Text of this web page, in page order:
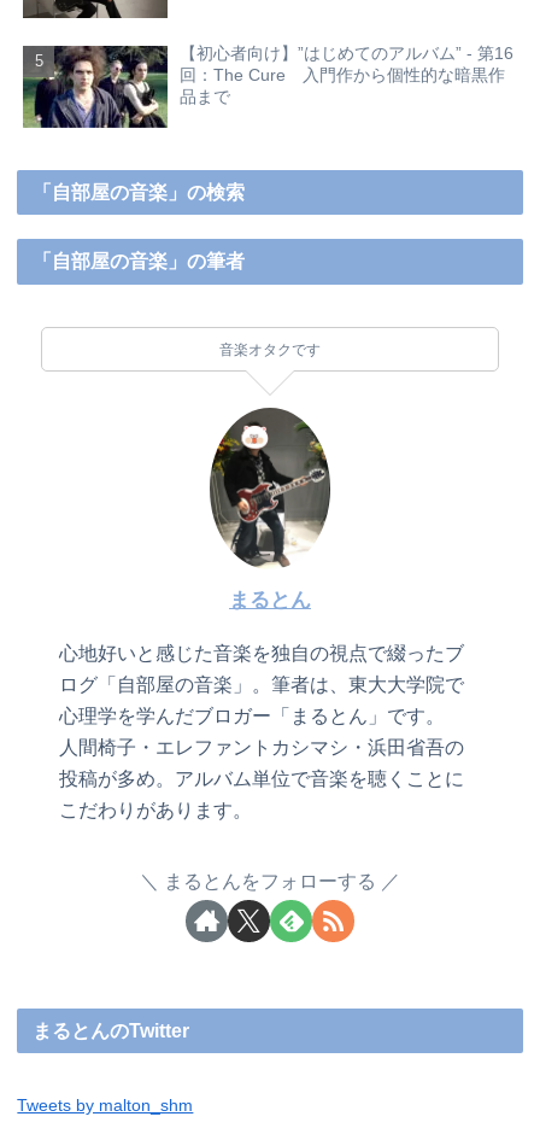
【初心者向け】”はじめてのアルバム” - 第16
回：The Cure 入門作から個性的な暗黒作
品まで
「自部屋の音楽」の検索
「自部屋の音楽」の筆者
音楽オタクです
まるとん
心地好いと感じた音楽を独自の視点で綴ったブ
ログ「自部屋の音楽」。筆者は、東大大学院で
心理学を学んだブロガー「まるとん」です。
人間椅子・エレファントカシマシ・浜田省吾の
投稿が多め。アルバム単位で音楽を聴くことに
こだわりがあります。
まるとんをフォローする
まるとんのTwitter
Tweets by malton_shm